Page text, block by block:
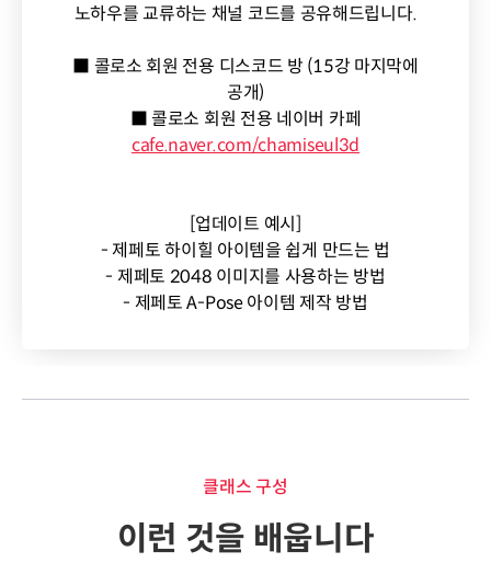
노하우를 교류하는 채널 코드를 공유해드립니다.
■ 콜로소 회원 전용 디스코드 방 (15강 마지막에
공개)
■ 콜로소 회원 전용 네이버 카페
cafe.naver.com/chamiseul3d
[업데이트 예시]
- 제페토 하이힐 아이템을 쉽게 만드는 법
- 제페토 2048 이미지를 사용하는 방법
- 제페토 A-Pose 아이템 제작 방법
클래스 구성
이런 것을 배웁니다